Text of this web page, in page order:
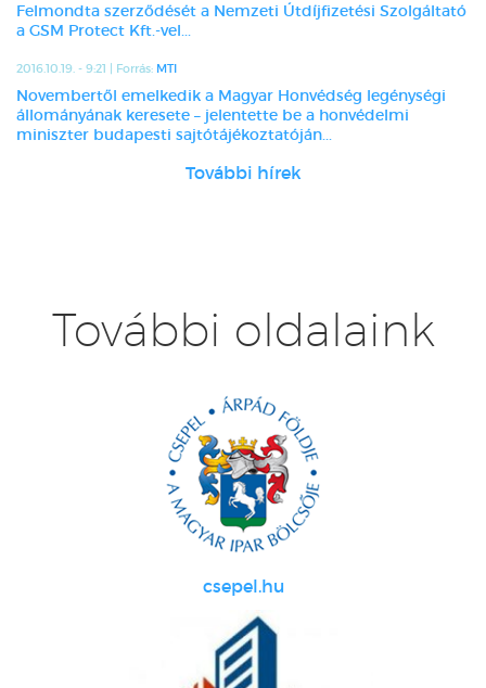
Felmondta szerződését a Nemzeti Útdíjfizetési Szolgáltató
a GSM Protect Kft.-vel...
2016.10.19. - 9:21 | Forrás: MTI
Novembertől emelkedik a Magyar Honvédség legénységi
állományának keresete – jelentette be a honvédelmi
miniszter budapesti sajtótájékoztatóján...
További hírek
További oldalaink
csepel.hu